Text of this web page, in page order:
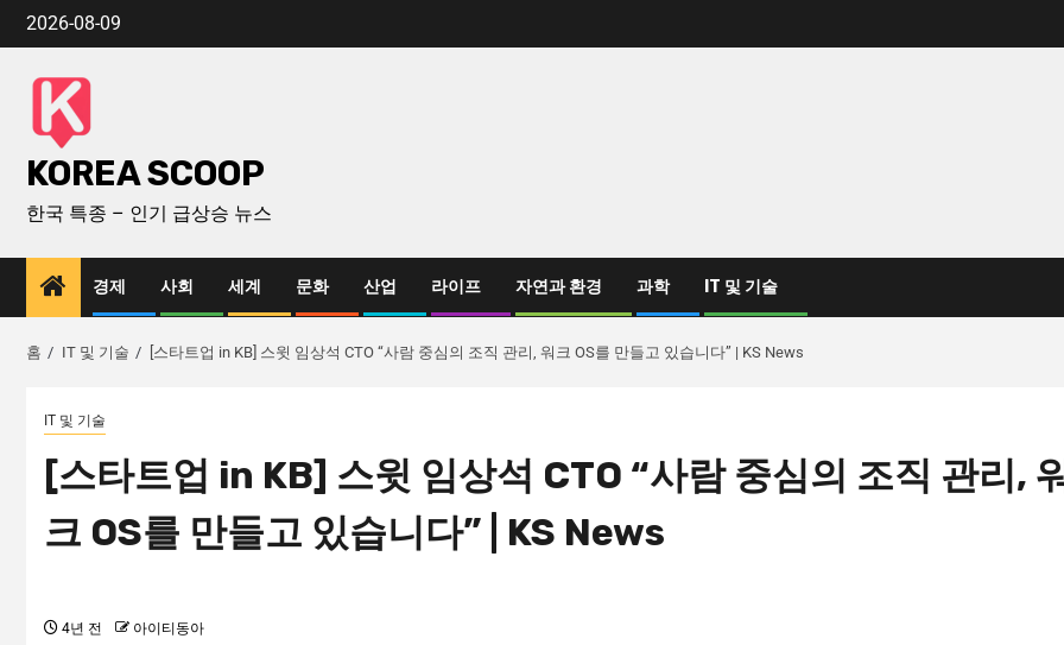
2026-08-09
KOREA SCOOP
한국 특종 – 인기 급상승 뉴스
경제 사회 세계 문화 산업 라이프 자연과 환경 과학 IT 및 기술
홈 IT 및 기술 [스타트업 in KB] 스윗 임상석 CTO “사람 중심의 조직 관리, 워크 OS를 만들고 있습니다” | KS News
IT 및 기술
[스타트업 in KB] 스윗 임상석 CTO “사람 중심의 조직 관리,
크 OS를 만들고 있습니다” | KS News
4년 전 아이티동아